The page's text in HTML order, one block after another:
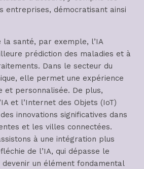
entreprises, démocratisant ainsi
la santé, par exemple, l’IA
prédiction des maladies et à
Dans le secteur du
elle permet une expérience
et personnalisée. De plus,
et l’Internet des Objets (IoT)
innovations significatives dans
et les villes connectées.
à une intégration plus
de l’IA, qui dépasse le
un élément fondamental